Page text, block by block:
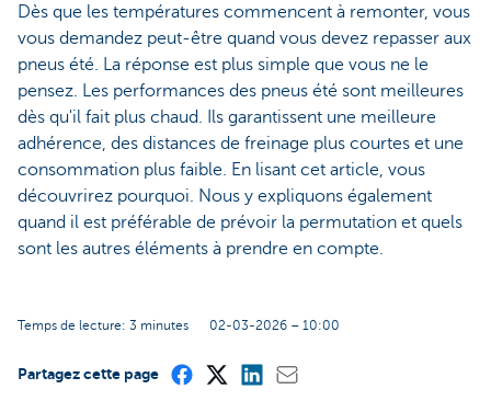
Dès que les températures commencent à remonter, vous
vous demandez peut-être quand vous devez repasser aux
pneus été. La réponse est plus simple que vous ne le
pensez. Les performances des pneus été sont meilleures
dès qu'il fait plus chaud. Ils garantissent une meilleure
adhérence, des distances de freinage plus courtes et une
consommation plus faible. En lisant cet article, vous
découvrirez pourquoi. Nous y expliquons également
quand il est préférable de prévoir la permutation et quels
sont les autres éléments à prendre en compte.
Temps de lecture: 3 minutes 02-03-2026 – 10:00
Partagez cette page